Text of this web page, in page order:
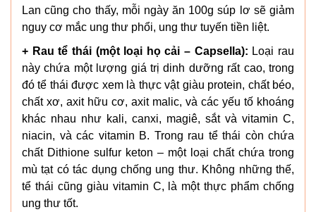
Lan cũng cho thấy, mỗi ngày ăn 100g súp lơ sẽ giảm
nguy cơ mắc ung thư phổi, ung thư tuyến tiền liệt.
+ Rau tể thái (một loại họ cải – Capsella): Loại rau
này chứa một lượng giá trị dinh dưỡng rất cao, trong
đó tể thái được xem là thực vật giàu protein, chất béo,
chất xơ, axit hữu cơ, axit malic, và các yếu tố khoáng
khác nhau như kali, canxi, magiê, sắt và vitamin C,
niacin, và các vitamin B. Trong rau tể thái còn chứa
chất Dithione sulfur keton – một loại chất chứa trong
mù tạt có tác dụng chống ung thư. Không những thế,
tể thái cũng giàu vitamin C, là một thực phẩm chống
ung thư tốt.